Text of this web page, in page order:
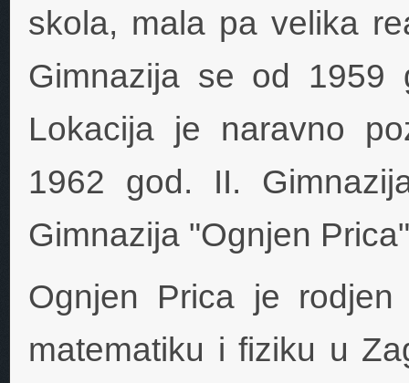
skola, mala pa velika
Gimnazija se od 1959
Lokacija je naravno
1962 god. II.
Gimnazija "Ognjen
Ognjen Prica je
matematiku i fiziku u